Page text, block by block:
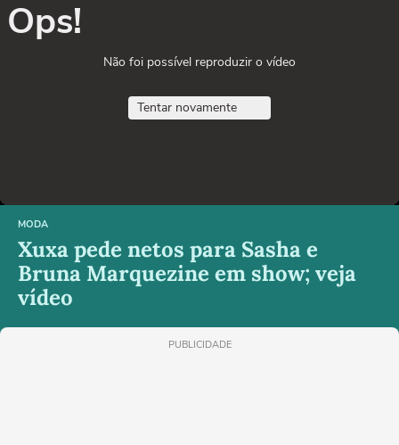
Ops!
Não foi possível reproduzir o vídeo
Tentar novamente
MODA
Xuxa pede netos para Sasha e
Bruna Marquezine em show; veja
vídeo
PUBLICIDADE